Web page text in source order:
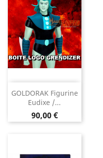
GOLDORAK Figurine
Eudixe /...
Prix
90,00 €